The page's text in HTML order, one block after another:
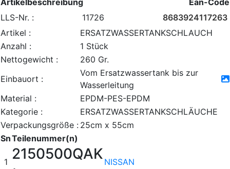
Artikelbeschreibung
Ean-Code
LLS-Nr. :
11726
8683924117263
Artikel :
ERSATZWASSERTANKSCHLAUCH
Anzahl :
1 Stück
Nettogewicht :
260 Gr.
Einbauort :
Vom Ersatzwassertank bis zur
Wasserleitung
Material :
EPDM-PES-EPDM
Kategorie :
ERSATZWASSERTANKSCHLÄUCHE
Verpackungsgröße : 25cm x 55cm
SnTeilenummer(n)
1 2150500QAK NISSAN